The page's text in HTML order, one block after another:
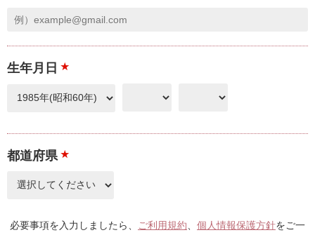
生年月日 ★
都道府県 ★
必要事項を入力しましたら、 ご利用規約 個人情報保護方針をご一